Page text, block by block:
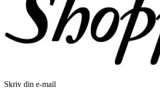
Skriv din e-mail